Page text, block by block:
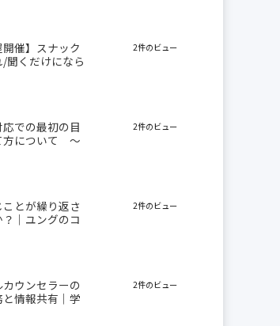
開催】スナック
聞くだけになら
2件のビュー
での最初の目
方について 〜
2件のビュー
とが繰り返さ
｜ユングのコ
2件のビュー
ウンセラーの
情報共有｜学
2件のビュー